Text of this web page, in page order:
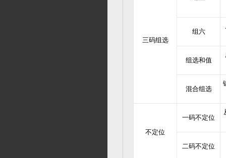
三码组选
组六
组选和值
混合组选
不定位
一码不定位
二码不定位